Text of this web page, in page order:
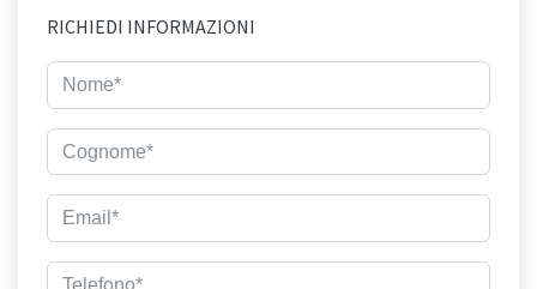
RICHIEDI INFORMAZIONI